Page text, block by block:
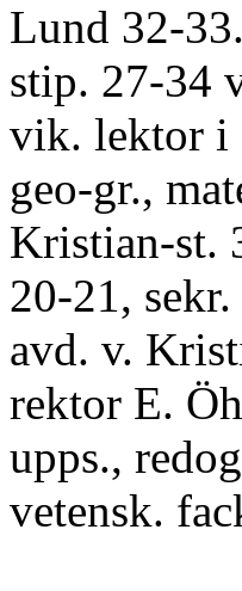
Lund 32-
stip. 27-34
vik. lektor i
geo-gr.,
Kristian-st.
20-21,
avd. v.
rektor E.
upps.,
vetensk.